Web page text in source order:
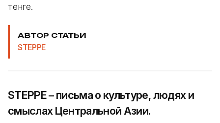
тенге.
АВТОР СТАТЬИ
STEPPE
STEPPE – письма о культуре, людях и
смыслах Центральной Азии.